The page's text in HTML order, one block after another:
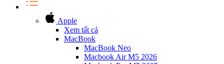
Apple
Xem tất cả
MacBook
MacBook Neo
Macbook Air M5 2026